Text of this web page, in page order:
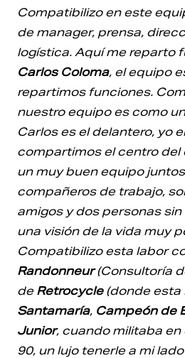
Compatibilizo en este
de manager, prensa,
logística. Aquí me reparto
Carlos Coloma, el equipo
repartimos funciones.
nuestro equipo es como
Carlos es el delantero, yo
compartimos el centro del
un muy buen equipo
compañeros de trabajo,
amigos y dos personas
una visión de la vida muy
Compatibilizo esta labor
Randonneur(Consultoría
deRetrocycle(donde esta
Santamaría, Campeón de
Junior, cuando militaba en
90, un lujo tenerle a mi